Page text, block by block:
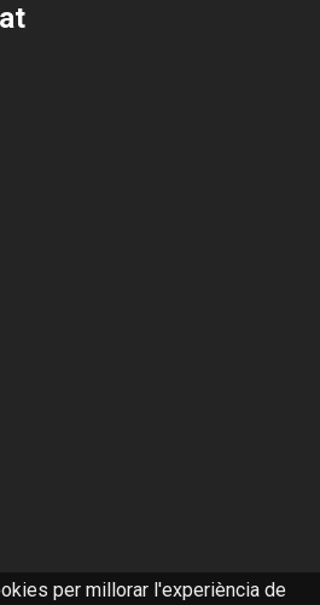
per millorar l'experiència de
-Avís legal-Contactar